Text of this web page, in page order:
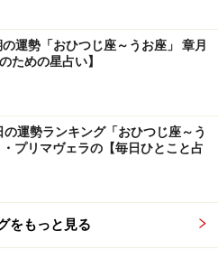
運勢「おひつじ座～うお座」 章月
ための星占い】
運勢ランキング「おひつじ座～う
プリマヴェラの【毎日ひとこと占
をもっと見る